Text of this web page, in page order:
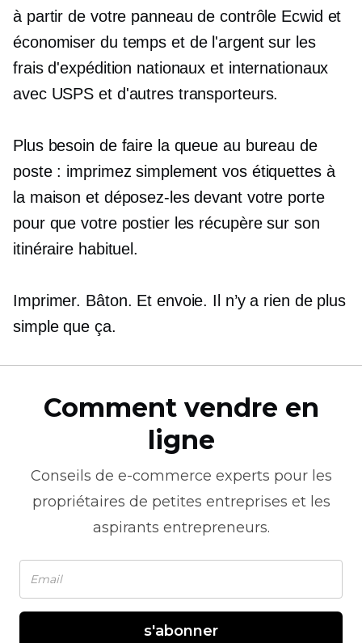
à partir de votre panneau de contrôle Ecwid et
économiser du temps et de l'argent sur les
frais d'expédition nationaux et internationaux
avec USPS et d'autres transporteurs.
Plus besoin de faire la queue au bureau de
poste : imprimez simplement vos étiquettes à
la maison et déposez-les devant votre porte
pour que votre postier les récupère sur son
itinéraire habituel.
Imprimer. Bâton. Et envoie. Il n’y a rien de plus
simple que ça.
Comment vendre en
ligne
Conseils de e-commerce experts pour les
propriétaires de petites entreprises et les
aspirants entrepreneurs.
s'abonner